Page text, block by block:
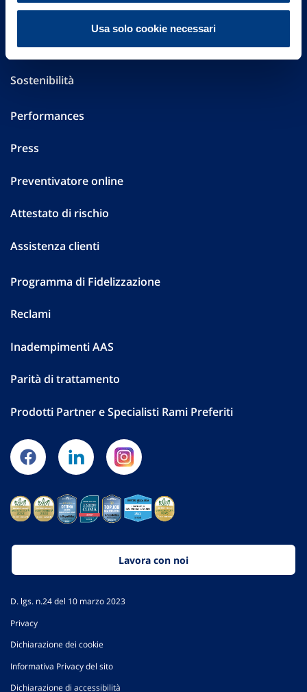
Usa solo cookie necessari
Investor Relations
Altre informazioni
Sostenibilità
Performances
Press
Preventivatore online
Attestato di rischio
Assistenza clienti
Programma di Fidelizzazione
Reclami
Inadempimenti AAS
Parità di trattamento
Prodotti Partner e Specialisti Rami Preferiti
Lavora con noi
D. lgs. n.24 del 10 marzo 2023
Privacy
Dichiarazione dei cookie
Informativa Privacy del sito
Dichiarazione di accessibilità